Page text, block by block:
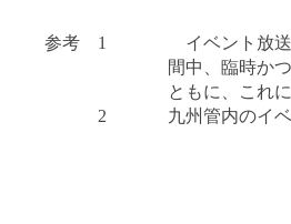
参考 1
イベント放送
間中、臨時か
ともに、これ
2
九州管内のイ